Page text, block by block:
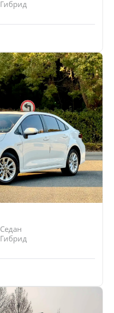
Гибрид
Седан
Гибрид